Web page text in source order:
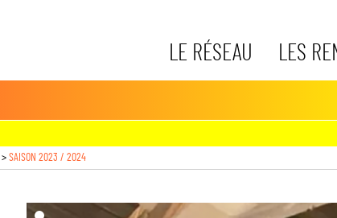
LE RÉSEAU LES
> SAISON 2023 / 2024
dd($imgs->media)